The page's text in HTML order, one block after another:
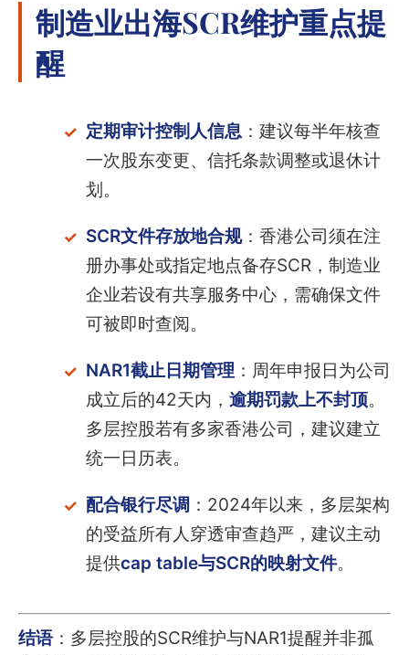
制造业出海SCR维护重点提
醒
定期审计控制人信息：建议每半年核查
一次股东变更、信托条款调整或退休计
划。
SCR文件存放地合规：香港公司须在注
册办事处或指定地点备存SCR，制造业
企业若设有共享服务中心，需确保文件
可被即时查阅。
NAR1截止日期管理 ：周年申报日为公司
成立后的42天内， 逾期罚款上不封顶。
多层控股若有多家香港公司，建议建立
统一日历表。
配合银行尽调 ：2024年以来，多层架构
的受益所有人穿透审查趋严，建议主动
提供cap table与SCR的映射文件。
结语：多层控股的SCR维护与NAR1提醒并非孤